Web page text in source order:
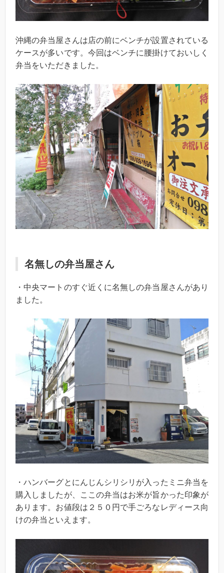
沖縄の弁当屋さんは店の前にベンチが設置されている
ケースが多いです。今回はベンチに腰掛けておいしく
弁当をいただきました。
名無しの弁当屋さん
・中央マートのすぐ近くに名無しの弁当屋さんがあり
ました。
・ハンバーグとにんじんシリシリが入ったミニ弁当を
購入しましたが、ここの弁当はお米が旨かった印象が
あります。お値段は２５０円で手ごろなレディース向
けの弁当といえます。